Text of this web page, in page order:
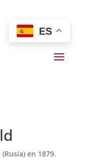
ES
en 1879.